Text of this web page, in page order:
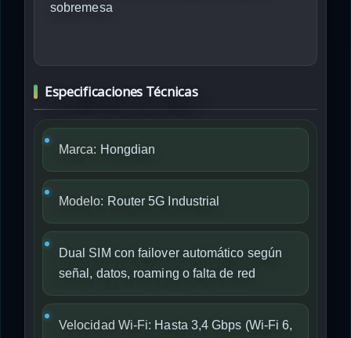
sobremesa
Especificaciones Técnicas
Marca: Hongdian
Modelo: Router 5G Industrial
Dual SIM con failover automático según
señal, datos, roaming o falta de red
Velocidad Wi-Fi: Hasta 3,4 Gbps (Wi-Fi 6,